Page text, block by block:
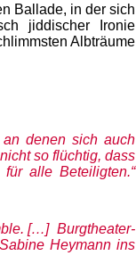
Ballade, in der sich
jiddischer Ironie
Albträume
an denen sich auch
so flüchtig, dass
alle Beteiligten.“
[…] Burgtheater-
Heymann ins